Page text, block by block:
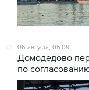
06 августа, 05:09
по согласованию